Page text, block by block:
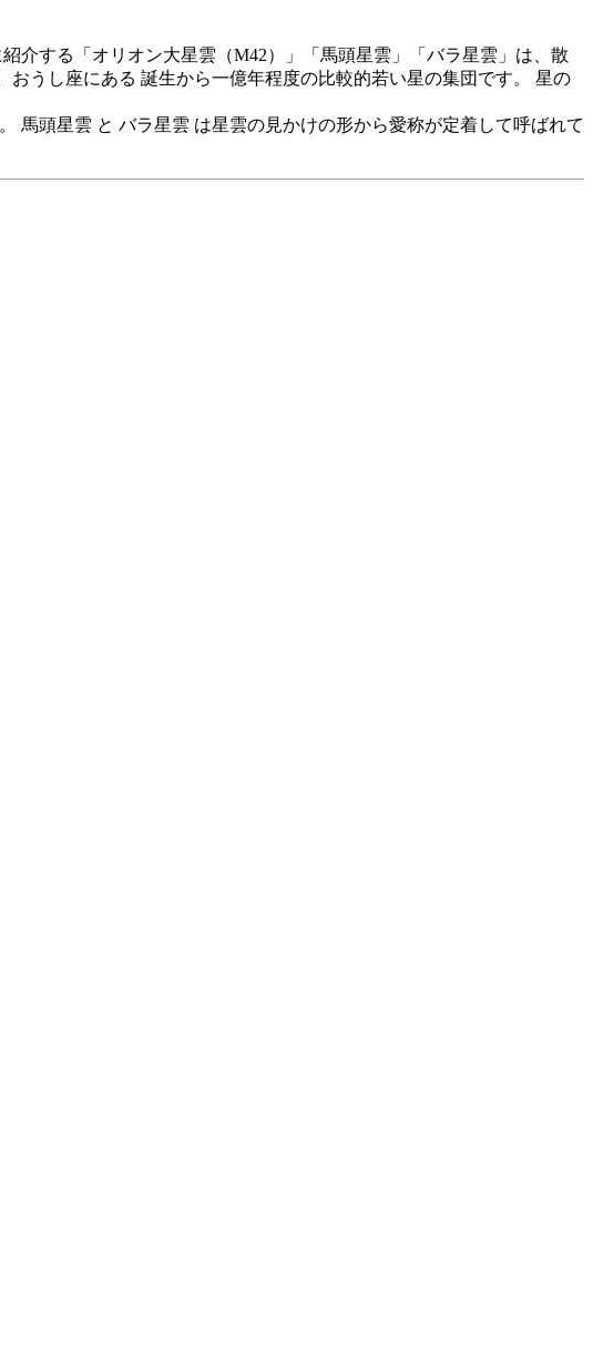
介する「オリオン大星雲（M42）」「馬頭星雲」「バラ星雲」は、散
うし座にある 誕生から一億年程度の比較的若い星の集団です。 星の
馬頭星雲 と バラ星雲 は星雲の見かけの形から愛称が定着して呼ばれて